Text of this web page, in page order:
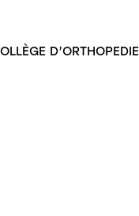
D’ORTHOPEDIE